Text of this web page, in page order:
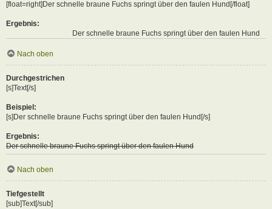
[float=right]Der schnelle braune Fuchs springt über den faulen Hund[/float]
Ergebnis:
Der schnelle braune Fuchs springt über den faulen Hund
Nach oben
Durchgestrichen
[s]Text[/s]
Beispiel:
[s]Der schnelle braune Fuchs springt über den faulen Hund[/s]
Ergebnis:
Der schnelle braune Fuchs springt über den faulen Hund
Nach oben
Tiefgestellt
[sub]Text[/sub]